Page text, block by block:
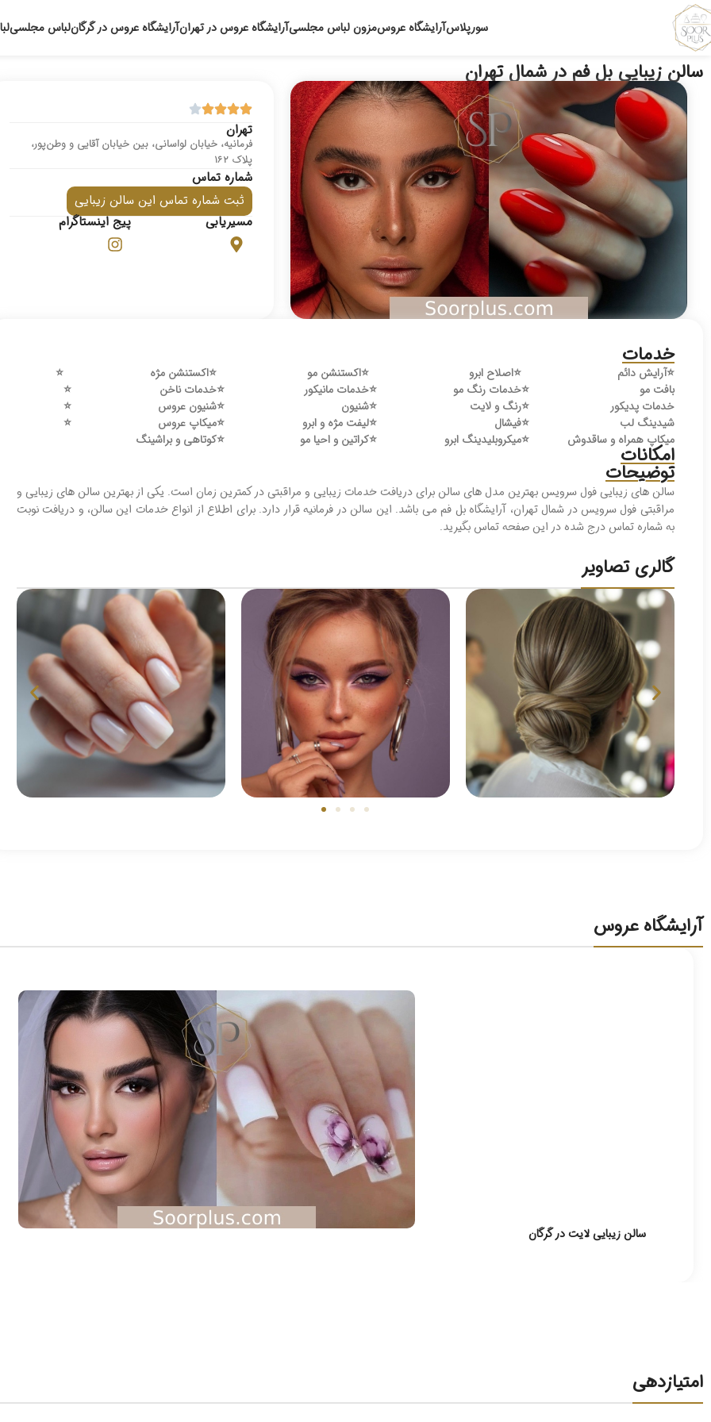
سورپلاسآرایشگاه عروسمزون لباس مجلسیآرایشگاه عروس در تهرانآرایشگاه عروس در گرگانلباس مجلسی
سالن زیبایی بل فم در شمال تهران
تهران
فرمانیه، خیابان لواسانی، بین خیابان آقایی و وطن‌پور،
پلاک ۱۶۲
شماره تماس
ثبت شماره تماس این سالن زیبایی
مسیریابی
پیج اینستاگرام
خدمات
⭐️آرایش دائم ⭐️اصلاح ابرو ⭐️اکستنشن مو ⭐️اکستنشن مژه
⭐️
بافت مو
⭐️خدمات رنگ مو ⭐️خدمات مانیکور ⭐️خدمات ناخن
⭐️
خدمات پدیکور
⭐️رنگ و لایت ⭐️شنیون ⭐️شنیون عروس
⭐️
شیدینگ لب
⭐️فیشال ⭐️لیفت مژه و ابرو ⭐️میکاپ عروس
⭐️
میکاپ همراه و ساقدوش
⭐️میکروبلیدینگ ابرو ⭐️کراتین و احیا مو ⭐️کوتاهی و براشینگ
امکانات
توضیحات
سالن های زیبایی فول سرویس بهترین مدل های سالن برای دریافت خدمات زیبایی و مراقبتی در کمترین زمان است. یکی از بهترین سالن های زیبایی و
مراقبتی فول سرویس در شمال تهران، آرایشگاه بل فم می باشد. این سالن در فرمانیه قرار دارد. برای اطلاع از انواع خدمات این سالن، و دریافت نوبت
به شماره‌ تماس درج شده در این صفحه تماس بگیرید.
گالری تصاویر
آرایشگاه عروس
سالن زیبایی لایت در گرگان
امتیازدهی